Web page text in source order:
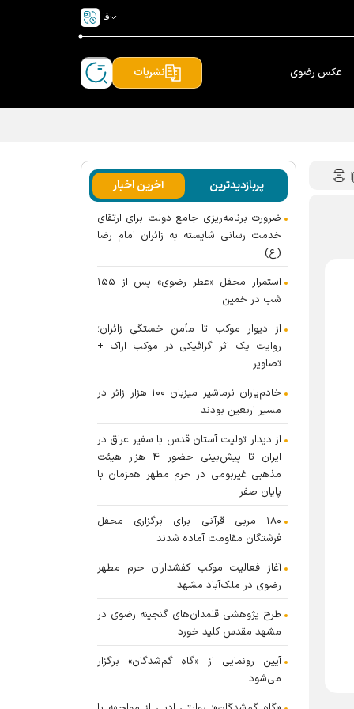
فا
عکس رضوی نشریات
پربازدیدترین آخرین اخبار
ضرورت برنامه‌ریزی جامع دولت برای ارتقای
خدمت رسانی شایسته به زائران امام رضا
(ع)
استمرار محفل «عطر رضوی» پس از ۱۵۵
شب در خمین
از دیوارِ موکب تا مأمنِ خستگیِ زائران؛
روایت یک اثر گرافیکی در موکب اراک +
تصاویر
خادم‌یاران نرماشیر میزبان ۱۰۰ هزار زائر در
مسیر اربعین بودند
از دیدار تولیت آستان قدس با سفیر عراق در
ایران تا پیش‌بینی حضور ۴ هزار هیئت
مذهبی غیربومی در حرم مطهر همزمان با
پایان صفر
۱۸۰ مربی قرآنی برای برگزاری محفل
فرشتگان مقاومت آماده شدند
آغاز فعالیت موکب کفشداران حرم مطهر
رضوی در ملک‌آباد مشهد
طرح پژوهشی قلمدان‌های گنجینه رضوی در
مشهد مقدس کلید خورد
آیین رونمایی از «گاهِ گم‌شدگان» برگزار
می‌شود